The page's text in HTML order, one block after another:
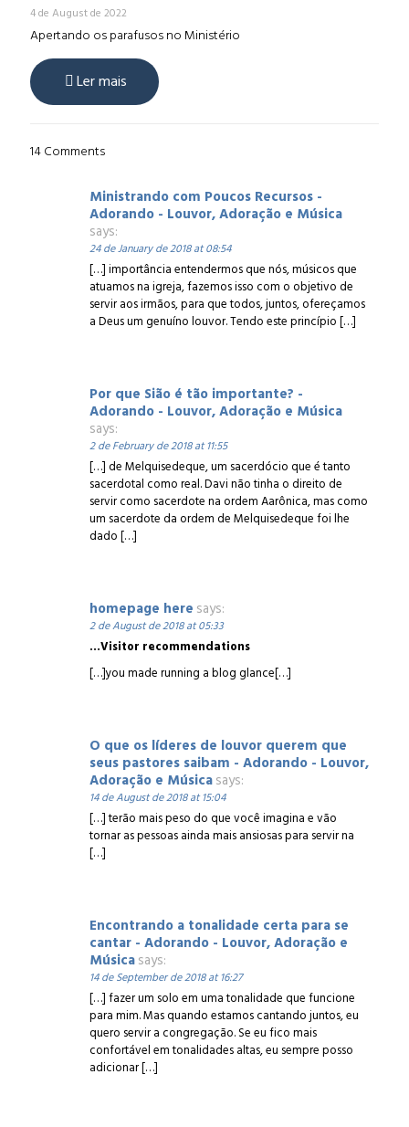
4 de August de 2022
Apertando os parafusos no Ministério
Ler mais
14 Comments
Ministrando com Poucos Recursos -
Adorando - Louvor, Adoração e Música
says:
24 de January de 2018 at 08:54
[…] importância entendermos que nós, músicos que
atuamos na igreja, fazemos isso com o objetivo de
servir aos irmãos, para que todos, juntos, ofereçamos
a Deus um genuíno louvor. Tendo este princípio […]
Por que Sião é tão importante? -
Adorando - Louvor, Adoração e Música
says:
2 de February de 2018 at 11:55
[…] de Melquisedeque, um sacerdócio que é tanto
sacerdotal como real. Davi não tinha o direito de
servir como sacerdote na ordem Aarônica, mas como
um sacerdote da ordem de Melquisedeque foi lhe
dado […]
homepage here says:
2 de August de 2018 at 05:33
…Visitor recommendations
[…]you made running a blog glance[…]
O que os líderes de louvor querem que
seus pastores saibam - Adorando - Louvor,
Adoração e Músicasays:
14 de August de 2018 at 15:04
[…] terão mais peso do que você imagina e vão
tornar as pessoas ainda mais ansiosas para servir na
[…]
Encontrando a tonalidade certa para se
cantar - Adorando - Louvor, Adoração e
Músicasays:
14 de September de 2018 at 16:27
[…] fazer um solo em uma tonalidade que funcione
para mim. Mas quando estamos cantando juntos, eu
quero servir a congregação. Se eu fico mais
confortável em tonalidades altas, eu sempre posso
adicionar […]